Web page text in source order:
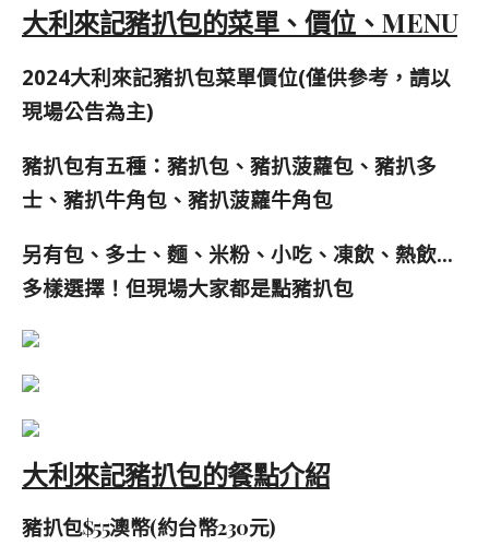
大利來記豬扒包的菜單、價位、MENU
2024大利來記豬扒包菜單價位(僅供參考，請以
現場公告為主)
豬扒包有五種：豬扒包、豬扒菠蘿包、豬扒多
士、豬扒牛角包、豬扒菠蘿牛角包
另有包、多士、麵、米粉、小吃、 凍飲、熱飲…
多樣選擇！但現場大家都是點豬扒包
大利來記豬扒包的餐點介紹
豬扒包$55澳幣(約台幣230元)